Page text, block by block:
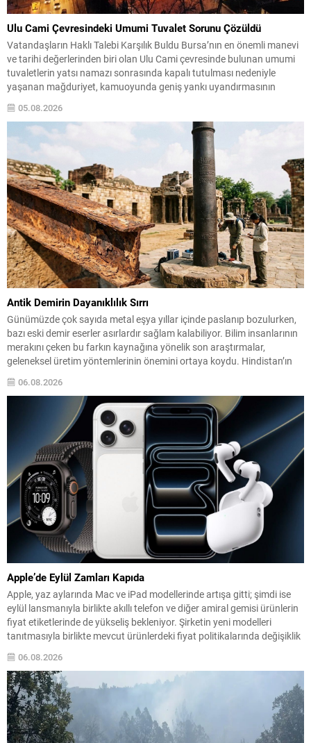
Ulu Cami Çevresindeki Umumi Tuvalet Sorunu Çözüldü
Vatandaşların Haklı Talebi Karşılık Buldu Bursa’nın en önemli manevi
ve tarihi değerlerinden biri olan Ulu Cami çevresinde bulunan umumi
tuvaletlerin yatsı namazı sonrasında kapalı tutulması nedeniyle
yaşanan mağduriyet, kamuoyunda geniş yankı uyandırmasının
yabancı misafirlerin uzun süredir dile getirdiği sorun, basının...
05.08.2026
Antik Demirin Dayanıklılık Sırrı
Günümüzde çok sayıda metal eşya yıllar içinde paslanıp bozulurken,
bazı eski demir eserler asırlardır sağlam kalabiliyor. Bilim insanlarının
merakını çeken bu farkın kaynağına yönelik son araştırmalar,
geleneksel üretim yöntemlerinin önemini ortaya koydu. Hindistan’ın
orta kesiminden Agaria ustalarının kuşaktan kuşağa aktardığı demir
işleme teknikleri incelendiğinde, metalin yüzeyinde kendiliğinden
oluşan koruyucu bir...
06.08.2026
Apple’de Eylül Zamları Kapıda
Apple, yaz aylarında Mac ve iPad modellerinde artışa gitti; şimdi ise
eylül lansmanıyla birlikte akıllı telefon ve diğer amiral gemisi ürünlerin
fiyat etiketlerinde de yükseliş bekleniyor. Şirketin yeni modelleri
tanıtmasıyla birlikte mevcut ürünlerdeki fiyat politikalarında değişiklik
olabileceği konuşuluyor. İddialara göre özellikle iPhone 18 serisinin
fiyatları dikkat çekici şekilde yükselebilir; bunun...
06.08.2026